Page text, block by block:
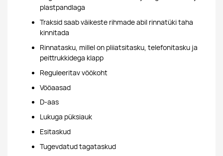
plastpandlaga
Traksid saab väikeste rihmade abil rinnatüki taha
kinnitada
Rinnatasku, millel on pliiatsitasku, telefonitasku ja
peittrukkidega klapp
Reguleeritav vöökoht
Vööaasad
D-aas
Lukuga püksiauk
Esitaskud
Tugevdatud tagataskud